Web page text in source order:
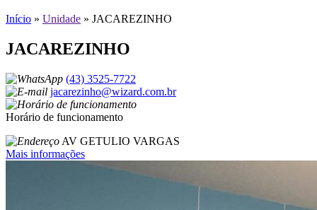
Início » Unidade » JACAREZINHO
JACAREZINHO
(43) 3525-7722
jacarezinho@wizard.com.br
Horário de funcionamento
AV GETULIO VARGAS
Mais informações